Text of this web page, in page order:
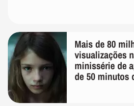
Mais de 80
visualizações
minissérie de
de 50 minutos